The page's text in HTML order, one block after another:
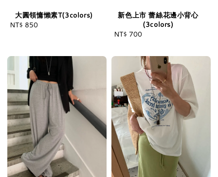
大圓領慵懶素T(3colors)
Regular
NT$ 850
新色上市 蕾絲花邊小背心
(3colors)
Regular
NT$ 700